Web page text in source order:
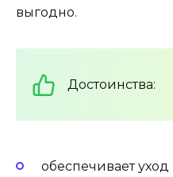
выгодно.
Достоинства:
обеспечивает уход